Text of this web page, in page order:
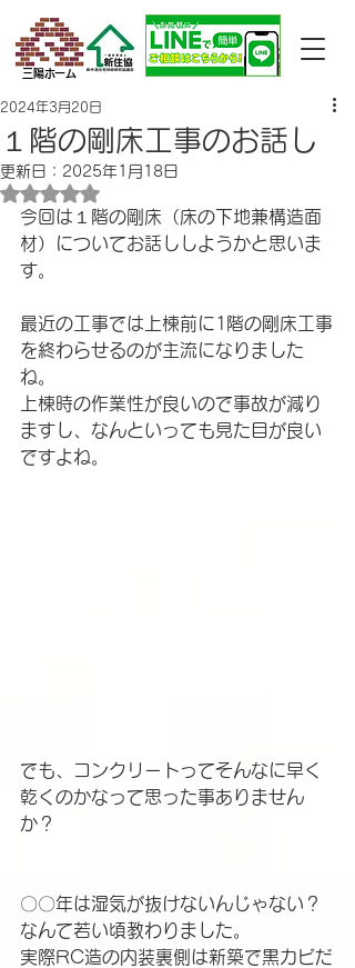
三陽ホーム
１階の剛床工事のお話し
2024年3月20日
更新日： 2025年1月18日
5つ星のうちNaNと評価されています。
今回は１階の剛床（床の下地兼構造面
材）についてお話ししようかと思いま
す。
最近の工事では上棟前に1階の剛床工事
を終わらせるのが主流になりました
ね。
上棟時の作業性が良いので事故が減り
ますし、なんといっても見た目が良い
ですよね。
でも、コンクリートってそんなに早く
乾くのかなって思った事ありません
か？
〇〇年は湿気が抜けないんじゃない？
なんて若い頃教わりました。
実際RC造の内装裏側は新築で黒カビだ